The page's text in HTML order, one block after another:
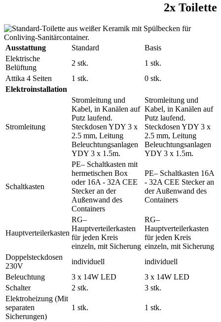
2x Toilette
Ausstattung Standard
Basis
Elektrische
Belüftung
2 stk.
1 stk.
Attika 4 Seiten
1 stk.
0 stk.
Elektroinstallation
Stromleitung
Stromleitung und
Kabel, in Kanälen auf
Putz laufend.
Steckdosen YDY 3 x
2.5 mm, Leitung
Beleuchtungsanlagen
YDY 3 x 1.5m.
Stromleitung und
Kabel, in Kanälen auf
Putz laufend.
Steckdosen YDY 3 x
2.5 mm, Leitung
Beleuchtungsanlagen
YDY 3 x 1.5m.
Schaltkasten
PE– Schaltkasten mit
hermetischen Box
oder 16A - 32A CEE
Stecker an der
Außenwand des
Containers
PE– Schaltkasten 16A
- 32A CEE Stecker an
der Außenwand des
Containers
Hauptverteilerkasten
RG–
Hauptverteilerkasten
für jeden Kreis
einzeln, mit Sicherung
RG–
Hauptverteilerkasten
für jeden Kreis
einzeln, mit Sicherung
Doppelsteckdosen
230V
individuell
individuell
Beleuchtung
3 x 14W LED
3 x 14W LED
Schalter
2 stk.
3 stk.
Elektroheizung (Mit
separaten
Sicherungen)
1 stk. 1 stk.